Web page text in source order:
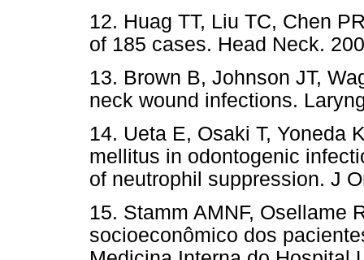
12. Huag TT, Liu TC, Chen
of 185 cases. Head Neck.
13. Brown B, Johnson JT,
neck wound infections.
14. Ueta E, Osaki T, Yoneda
mellitus in odontogenic
of neutrophil suppression. J
15. Stamm AMNF, Osellame
socioeconômico dos